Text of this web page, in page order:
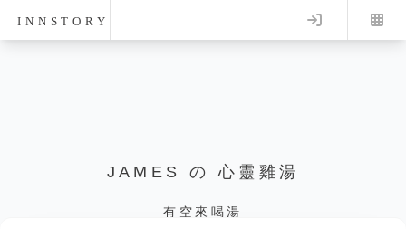
INNSTORY Log in
JAMES の 心靈雞湯
有空來喝湯